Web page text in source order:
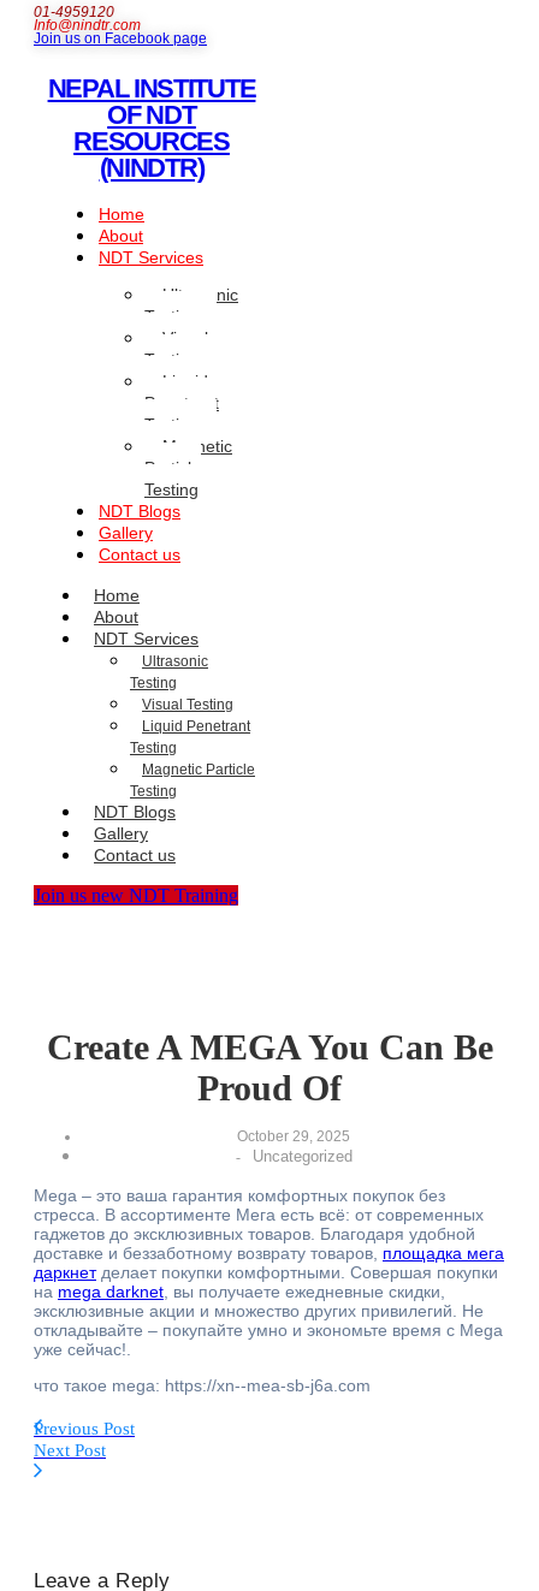
01-4959120
Info@nindtr.com
Join us on Facebook page
NEPAL INSTITUTE
OF NDT
RESOURCES
(NINDTR)
Home
About
NDT Services
Ultrasonic
Testing
Visual
Testing
Liquid
Penetrant
Testing
Magnetic
Particle
Testing
NDT Blogs
Gallery
Contact us
Home
About
NDT Services
Ultrasonic
Testing
Visual Testing
Liquid Penetrant
Testing
Magnetic Particle
Testing
NDT Blogs
Gallery
Contact us
Join us new NDT Training
Create A MEGA You Can Be
Proud Of
October 29, 2025
-
Uncategorized
Mega – это ваша гарантия комфортных покупок без
стресса. В ассортименте Мега есть всё: от современных
гаджетов до эксклюзивных товаров. Благодаря удобной
доставке и беззаботному возврату товаров, площадка мега
даркнетделает покупки комфортными. Совершая покупки
на mega darknet, вы получаете ежедневные скидки,
эксклюзивные акции и множество других привилегий. Не
откладывайте – покупайте умно и экономьте время с Mega
уже сейчас!.
что такое mega: https://xn--mea-sb-j6a.com
Previous Post
Next Post
Leave a Reply